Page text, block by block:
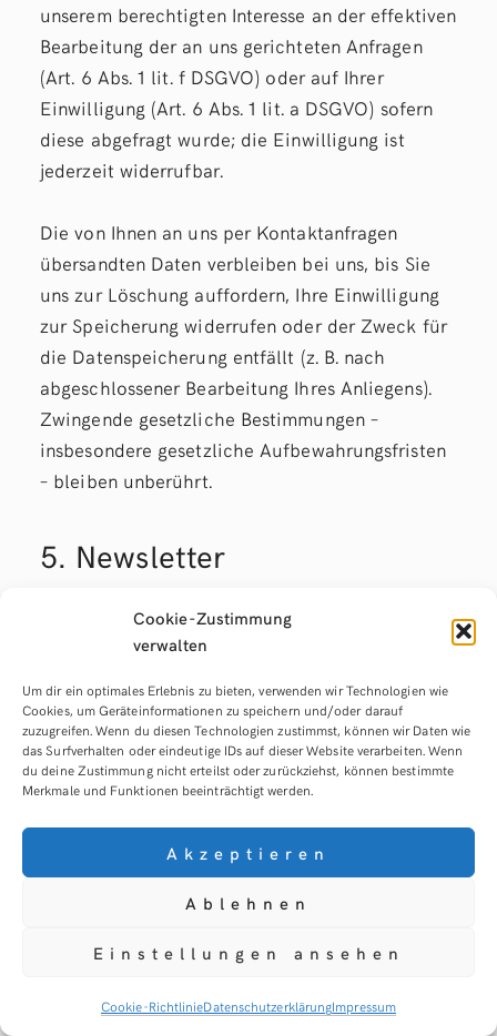
Cookie-Zustimmung
verwalten
Um dir ein optimales Erlebnis zu bieten, verwenden wir Technologien wie
Cookies, um Geräteinformationen zu speichern und/oder darauf
zuzugreifen. Wenn du diesen Technologien zustimmst, können wir Daten wie
das Surfverhalten oder eindeutige IDs auf dieser Website verarbeiten. Wenn
du deine Zustimmung nicht erteilst oder zurückziehst, können bestimmte
Merkmale und Funktionen beeinträchtigt werden.
Akzeptieren
Ablehnen
Einstellungen ansehen
Cookie-RichtlinieDatenschutzerklärungImpressum
unserem berechtigten Interesse an der effektiven
Bearbeitung der an uns gerichteten Anfragen
(Art. 6 Abs. 1 lit. f DSGVO) oder auf Ihrer
Einwilligung (Art. 6 Abs. 1 lit. a DSGVO) sofern
diese abgefragt wurde; die Einwilligung ist
jederzeit widerrufbar.
Die von Ihnen an uns per Kontaktanfragen
übersandten Daten verbleiben bei uns, bis Sie
uns zur Löschung auffordern, Ihre Einwilligung
zur Speicherung widerrufen oder der Zweck für
die Datenspeicherung entfällt (z. B. nach
abgeschlossener Bearbeitung Ihres Anliegens).
Zwingende gesetzliche Bestimmungen –
insbesondere gesetzliche Aufbewahrungsfristen
– bleiben unberührt.
5. Newsletter
Newsletter­daten
Wenn Sie den auf der Website angebotenen
Newsletter beziehen möchten, benötigen wir von
Ihnen eine E-Mail-Adresse sowie Informationen,
welche uns die Überprüfung gestatten, dass Sie
und mit dem Empfang des Newsletters
einverstanden sind. Weitere Daten werden nicht
bzw. nur auf freiwilliger Basis erhoben. Für die
Newsletterdiensteanbieter, die nachfolgend
beschrieben werden.